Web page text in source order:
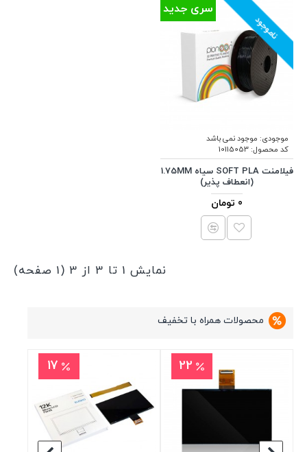
سری جدید
ناموجود
موجودی: موجود نمی باشد
کد محصول:10115053
فیلامنت SOFT PLA سیاه 1.75MM
(انعطاف پذیر)
0 تومان
نمایش 1 تا 3 از 3 (1 صفحه)
محصولات همراه با تخفیف
22
17